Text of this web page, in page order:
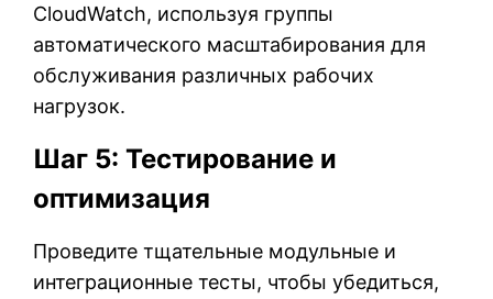
CloudWatch, используя группы
автоматического масштабирования для
обслуживания различных рабочих
нагрузок.
Шаг 5: Тестирование и
оптимизация
Проведите тщательные модульные и
интеграционные тесты, чтобы убедиться,